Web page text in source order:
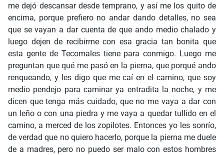
me dejó descansar desde temprano, y así me los quito de
encima, porque prefiero no andar dando detalles, no sea
que se vayan a dar cuenta de que ando medio chalado y
luego dejen de recibirme con esa gracia tan bonita que
esta gente de Tecomales tiene para conmigo. Luego me
preguntan que qué me pasó en la pierna, que porqué ando
renqueando, y les digo que me caí en el camino, que soy
medio pendejo para caminar ya entradita la noche, y me
dicen que tenga más cuidado, que no me vaya a dar con
un leño o con una piedra y me vaya a quedar tullido en el
camino, a merced de los zopilotes. Entonces yo les sonrío,
de verdad que no quiero hacerlo, porque la pierna me duele
de a madres, pero no puedo ser malo con estos hombres